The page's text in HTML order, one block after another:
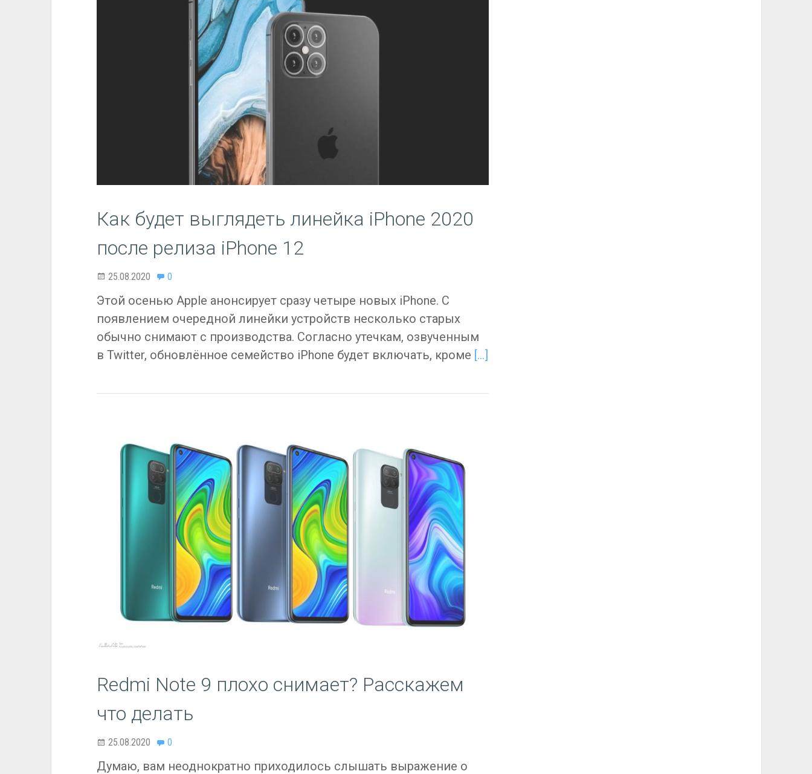
Как будет выглядеть линейка iPhone 2020
после релиза iPhone 12
25.08.2020 0
Этой осенью Apple анонсирует сразу четыре новых iPhone. С
появлением очередной линейки устройств несколько старых
обычно снимают с производства. Согласно утечкам, озвученным
в Twitter, обновлённое семейство iPhone будет включать, кроме […]
Redmi Note 9 плохо снимает? Расскажем
что делать
25.08.2020 0
Думаю, вам неоднократно приходилось слышать выражение о